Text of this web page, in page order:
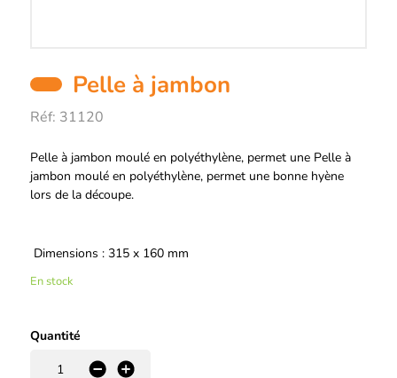
Pelle à jambon
Réf: 31120
Description
Pelle à jambon moulé en polyéthylène, permet une Pelle à
jambon moulé en polyéthylène, permet une bonne hyène
lors de la découpe.
Dimensions : 315 x 160 mm
En stock
Quantité
+
-